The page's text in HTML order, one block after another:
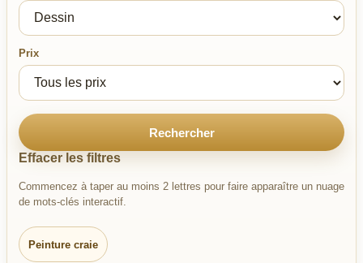
Prix
Rechercher
Effacer les filtres
Commencez à taper au moins 2 lettres pour faire apparaître un nuage
de mots-clés interactif.
Peinture craie